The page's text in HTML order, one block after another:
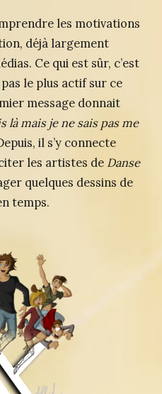
les motivations
déjà largement
Ce qui est sûr, c’est
le plus actif sur ce
message donnait
là mais je ne sais pas me
il s’y connecte
les artistes de Danse
quelques dessins de
temps.